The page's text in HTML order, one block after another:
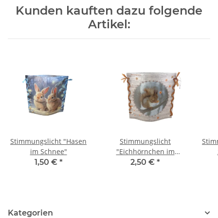
Kunden kauften dazu folgende
Artikel:
Stimmungslicht "Hasen
im Schnee"
1,50 € *
Stimmungslicht
"Eichhörnchen im
Winter"
2,50 € *
Kategorien